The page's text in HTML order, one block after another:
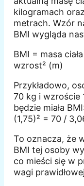
kilogramach
metrach. Wzór
BMI wygląda
BMI = masa
wzrost² (m)
Przykładowo,
70 kg i wzroście
będzie miała
(1,75)² = 70 /
To oznacza, że
BMI tej osoby
co mieści się w
wagi